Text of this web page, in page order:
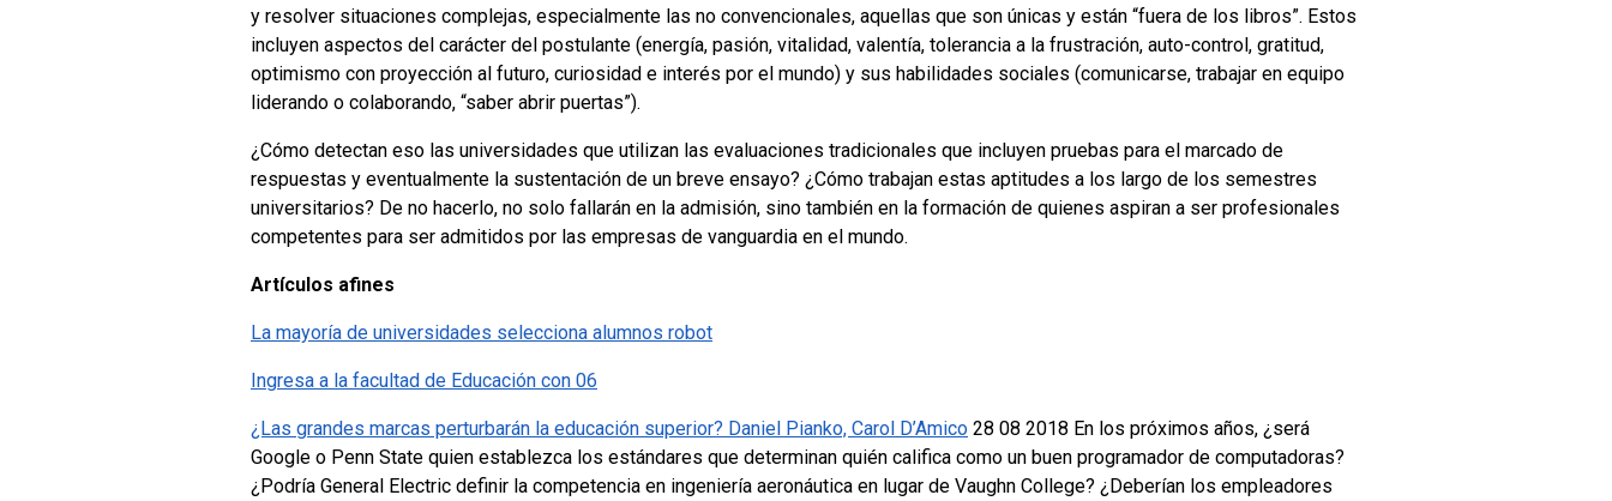
y resolver situaciones complejas, especialmente las no convencionales, aquellas que son únicas y están “fuera de los libros”. Estos
incluyen aspectos del carácter del postulante (energía, pasión, vitalidad, valentía, tolerancia a la frustración, auto-control, gratitud,
optimismo con proyección al futuro, curiosidad e interés por el mundo) y sus habilidades sociales (comunicarse, trabajar en equipo
liderando o colaborando, “saber abrir puertas”).
¿Cómo detectan eso las universidades que utilizan las evaluaciones tradicionales que incluyen pruebas para el marcado de
respuestas y eventualmente la sustentación de un breve ensayo? ¿Cómo trabajan estas aptitudes a los largo de los semestres
universitarios? De no hacerlo, no solo fallarán en la admisión, sino también en la formación de quienes aspiran a ser profesionales
competentes para ser admitidos por las empresas de vanguardia en el mundo.
Artículos afines
La mayoría de universidades selecciona alumnos robot
Ingresa a la facultad de Educación con 06
¿Las grandes marcas perturbarán la educación superior? Daniel Pianko, Carol D’Amico 28 08 2018 En los próximos años, ¿será
Google o Penn State quien establezca los estándares que determinan quién califica como un buen programador de computadoras?
¿Podría General Electric definir la competencia en ingeniería aeronáutica en lugar de Vaughn College? ¿Deberían los empleadores